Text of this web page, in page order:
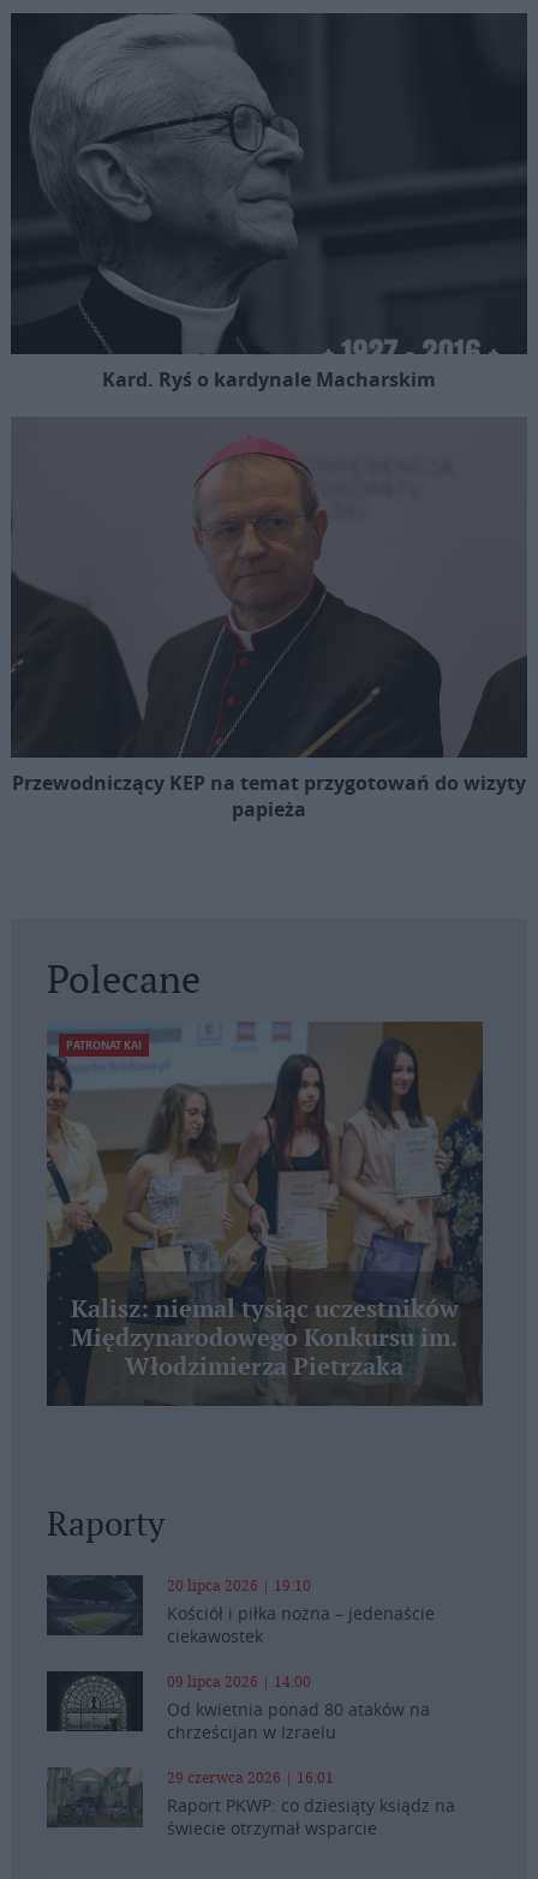
Kard. Ryś o kardynale Macharskim
Przewodniczący KEP na temat przygotowań do wizyty
papieża
Polecane
PATRONAT KAI
Kalisz: niemal tysiąc uczestników
Międzynarodowego Konkursu im.
Włodzimierza Pietrzaka
Raporty
20 lipca 2026 | 19:10
Kościół i piłka nożna – jedenaście
ciekawostek
09 lipca 2026 | 14:00
Od kwietnia ponad 80 ataków na
chrześcijan w Izraelu
29 czerwca 2026 | 16:01
Raport PKWP: co dziesiąty ksiądz na
świecie otrzymał wsparcie